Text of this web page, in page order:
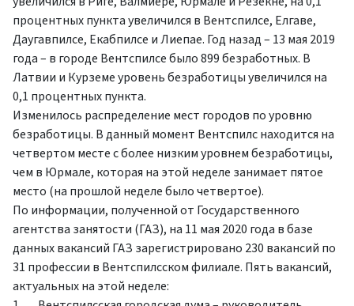
процентных пункта увеличился в Вентспилсе, Елгаве,
Даугавпилсе, Екабпилсе и Лиепае. Год назад – 13 мая 2019
года – в городе Вентспилсе было 899 безработных. В
Латвии и Курземе уровень безработицы увеличился на
0,1 процентных пункта.
Изменилось распределение мест городов по уровню
безработицы. В данный момент Вентспилс находится на
четвертом месте с более низким уровнем безработицы,
чем в Юрмале, которая на этой неделе занимает пятое
место (на прошлой неделе было четвертое).
По информации, полученной от Государственного
агентства занятости (ГАЗ), на 11 мая 2020 года в базе
данных вакансий ГАЗ зарегистрировано 230 вакансий по
31 профессии в Вентспилсском филиале. Пять вакансий,
актуальных на этой неделе: